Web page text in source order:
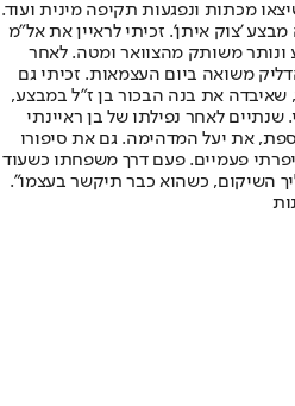
מכתות ונפגעות תקיפה מינית ועוד.
'צוק איתן'. זכיתי לראיין את אל"מ
משותק מהצוואר ומטה. לאחר
משואה ביום העצמאות. זכיתי גם
שאיבדה את בנה הבכור בן ז"ל במבצע,
שנתיים לאחר נפילתו של בן ראיינתי
את יעל המדהימה. גם את סיפורו
פעמיים. פעם דרך משפחתו כשעוד
השיקום, כשהוא כבר תיקשר בעצמו".